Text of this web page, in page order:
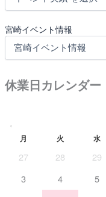
宮崎イベント情報
休業日カレンダー
‹
月 火 水
27 28 29
3
4 5